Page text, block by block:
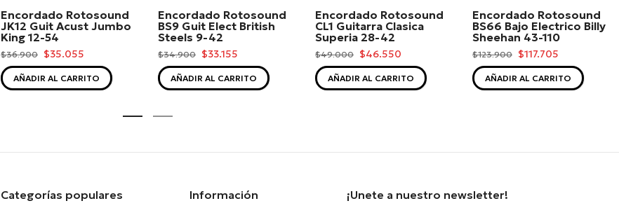
Encordado Rotosound
JK12 Guit Acust Jumbo
King 12-54
$36.900 $35.055
AÑADIR AL CARRITO
Encordado Rotosound
BS9 Guit Elect British
Steels 9-42
$34.900 $33.155
AÑADIR AL CARRITO
Encordado Rotosound
CL1 Guitarra Clasica
Superia 28-42
$49.000 $46.550
AÑADIR AL CARRITO
Encordado Rotosound
BS66 Bajo Electrico Billy
Sheehan 43-110
$123.900 $117.705
AÑADIR AL CARRITO
Categorías populares Información ¡Unete a nuestro newsletter!